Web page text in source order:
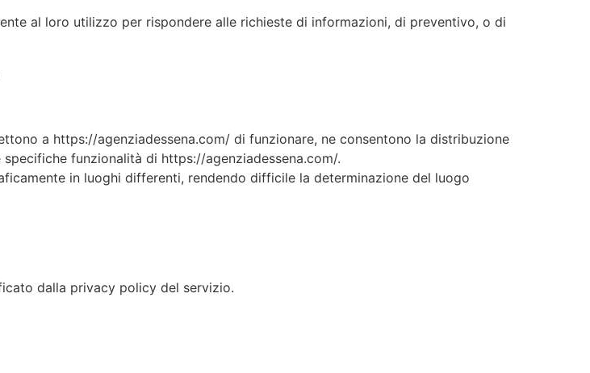
al loro utilizzo per rispondere alle richieste di informazioni, di preventivo, o di
a https://agenziadessena.com/ di funzionare, ne consentono la distribuzione
funzionalità di https://agenziadessena.com/.
in luoghi differenti, rendendo difficile la determinazione del luogo
dalla privacy policy del servizio.